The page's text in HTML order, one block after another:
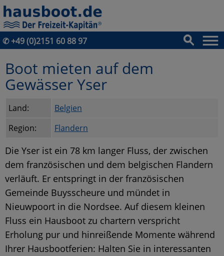
✆ +49 (0)2151 60 88 97
Boot mieten auf dem
Gewässer Yser
Land:
Belgien
Region:
Flandern
Die Yser ist ein 78 km langer Fluss, der zwischen
dem französischen und dem belgischen Flandern
verläuft. Er entspringt in der französischen
Gemeinde Buysscheure und mündet in
Nieuwpoort in die Nordsee. Auf diesem kleinen
Fluss ein Hausboot zu chartern verspricht
Erholung pur und hinreißende Momente während
Ihrer Hausbootferien: Halten Sie in interessanten